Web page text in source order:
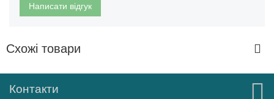
Написати відгук
Схожі товари
Контакти